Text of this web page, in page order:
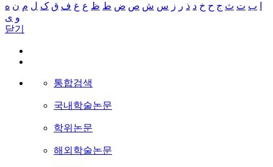
ب ت ث ج ح خ د ذ ر ز س ش ص ض ط ظ ع غ ف ق ک ل م ن ه
و ی
닫기
통합검색
국내학술논문
학위논문
해외학술논문